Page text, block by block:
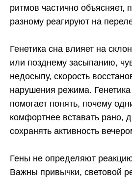
ритмов частично объясняет,
разному реагируют на
Генетика сна влияет на
или позднему засыпанию,
недосыпу, скорость
нарушения режима.
помогает понять, почему
комфортнее вставать рано,
сохранять активность
Гены не определяют
Важны привычки, световой